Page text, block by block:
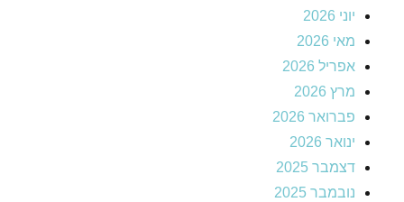
יוני 2026
מאי 2026
אפריל 2026
מרץ 2026
פברואר 2026
ינואר 2026
דצמבר 2025
נובמבר 2025